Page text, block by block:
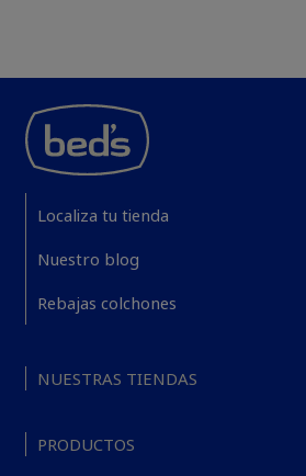
Localiza tu tienda
Nuestro blog
Rebajas colchones
NUESTRAS TIENDAS
PRODUCTOS